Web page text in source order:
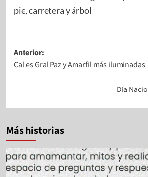
Anterior:
Calles Gral Paz y Amarfil más iluminadas
Día
Más historias